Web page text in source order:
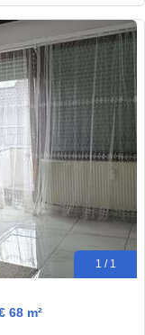
1 / 1
68 m²